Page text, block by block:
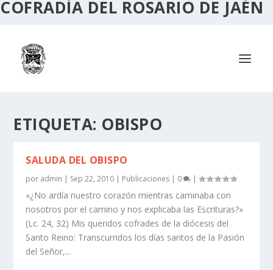
COFRADÍA DEL ROSARIO DE JAÉN
ETIQUETA: OBISPO
SALUDA DEL OBISPO
por admin | Sep 22, 2010 | Publicaciones | 0 |
«¿No ardía nuestro corazón mientras caminaba con
nosotros por el camino y nos explicaba las Escrituras?»
(Lc. 24, 32) Mis queridos cofrades de la diócesis del
Santo Reino: Transcurridos los días santos de la Pasión
del Señor,...